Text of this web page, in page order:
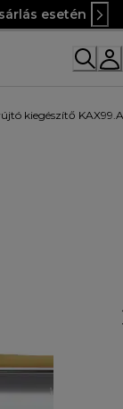
esetén
kiegészítő